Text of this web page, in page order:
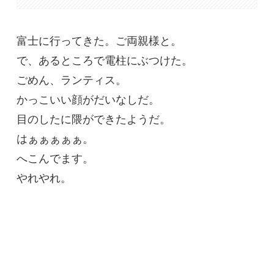
富士に行ってきた。ご両親様と。
で、あるところで電柱にぶつけた。
ごめん、ランティス。
かっこいい顔がだいなしだ。
目のしたに隈ができたようだ。
はぁぁぁぁぁ。
へこんでます。
やれやれ。